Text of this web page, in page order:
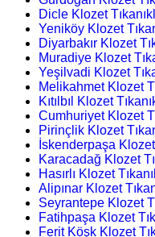
Dicle Klozet
Yeniköy Klozet
Diyarbakır Klozet
Muradiye Klozet
Yeşilvadi Klozet
Melikahmet Klozet
Kıtılbıl Klozet
Cumhuriyet Klozet
Pirinçlik Klozet
İskenderpaşa Klozet
Karacadağ Klozet
Hasırlı Klozet
Alipınar Klozet
Seyrantepe Klozet
Fatihpaşa Klozet
Ferit Köşk Klozet